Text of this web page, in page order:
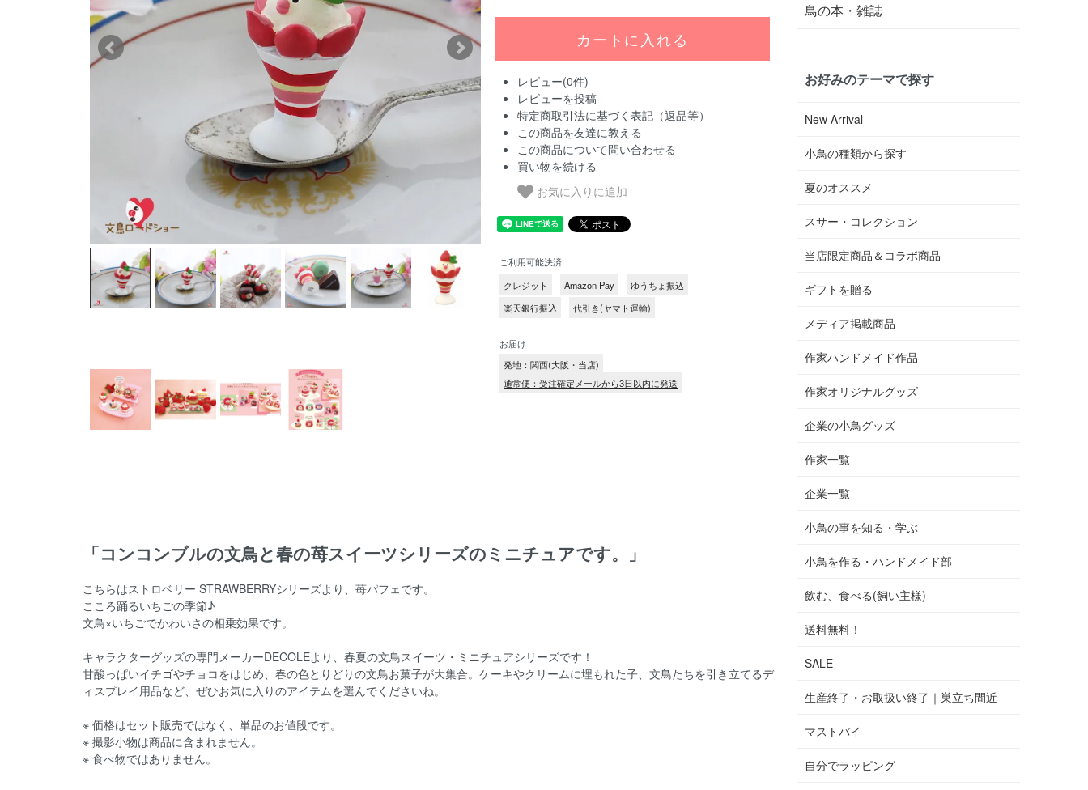
レビュー(0件)
レビューを投稿
特定商取引法に基づく表記（返品等）
この商品を友達に教える
この商品について問い合わせる
買い物を続ける
お気に入りに追加
ご利用可能決済
クレジット
Amazon Pay
ゆうちょ振込
楽天銀行振込
代引き(ヤマト運輸)
お届け
発地：関西(大阪・当店)
通常便：受注確定メールから3日以内に発送
「コンコンブルの文鳥と春の苺スイーツシリーズのミニチュアです。」
こちらはストロベリー STRAWBERRYシリーズより、苺パフェです。
こころ踊るいちごの季節♪
文鳥×いちごでかわいさの相乗効果です。
キャラクターグッズの専門メーカーDECOLEより、春夏の文鳥スイーツ・ミニチュアシリーズです！
甘酸っぱいイチゴやチョコをはじめ、春の色とりどりの文鳥お菓子が大集合。ケーキやクリームに埋もれた子、文鳥たちを引き立てるデ
ィスプレイ用品など、ぜひお気に入りのアイテムを選んでくださいね。
※ 価格はセット販売ではなく、単品のお値段です。
※ 撮影小物は商品に含まれません。
※ 食べ物ではありません。
鳥の本・雑誌
お好みのテーマで探す
New Arrival
小鳥の種類から探す
夏のオススメ
スサー・コレクション
当店限定商品＆コラボ商品
ギフトを贈る
メディア掲載商品
作家ハンドメイド作品
作家オリジナルグッズ
企業の小鳥グッズ
作家一覧
企業一覧
小鳥の事を知る・学ぶ
小鳥を作る・ハンドメイド部
飲む、食べる(飼い主様)
送料無料！
SALE
生産終了・お取扱い終了｜巣立ち間近
マストバイ
自分でラッピング